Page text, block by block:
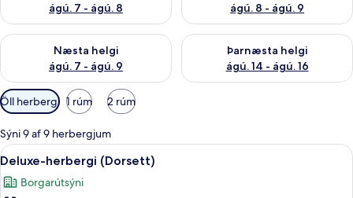
ágú. 7 - ágú. 8
ágú. 8 - ágú. 9
Næsta helgi
ágú. 7 - ágú. 9
Athuga framboð næstu helgi ágú. 7 - ágú. 9
Þarnæsta helgi
ágú. 14 - ágú. 16
Athuga framboð þarnæstu
Síur
í
boði
fyrir
herbergi
Öll herbergi 1 rúm 2 rúm
Sýni 9 af 9 herbergjum
Skoða
allar
myndir
Deluxe-herbergi (Dorsett) |
5
Deluxe-herbergi (Dorsett)
Borgarútsýni